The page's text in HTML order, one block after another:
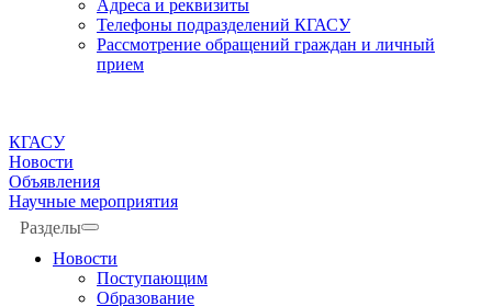
Адреса и реквизиты
Телефоны подразделений КГАСУ
Рассмотрение обращений граждан и личный
прием
КГАСУ
Новости
Объявления
Научные мероприятия
Разделы
Новости
Поступающим
Образование